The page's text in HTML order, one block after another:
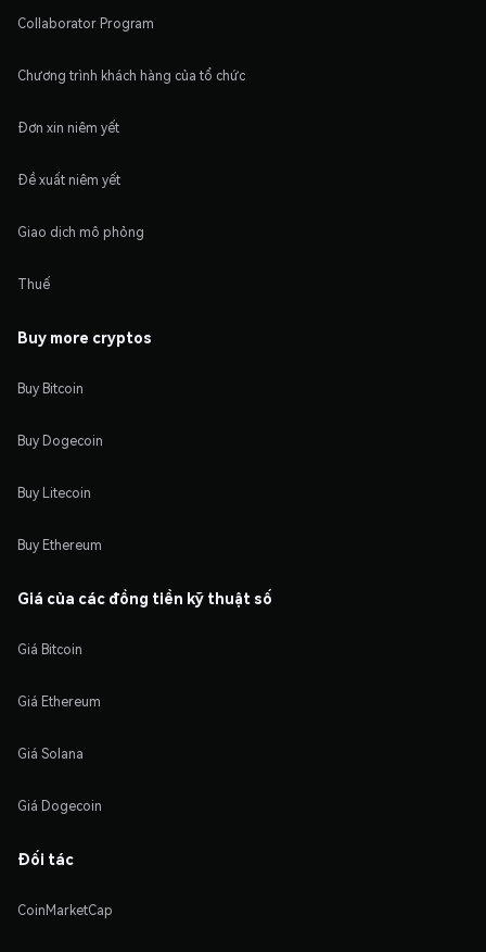
Collaborator Program
Chương trình khách hàng của tổ chức
Đơn xin niêm yết
Đề xuất niêm yết
Giao dịch mô phỏng
Thuế
Buy more cryptos
Buy Bitcoin
Buy Dogecoin
Buy Litecoin
Buy Ethereum
Giá của các đồng tiền kỹ thuật số
Giá Bitcoin
Giá Ethereum
Giá Solana
Giá Dogecoin
Đối tác
CoinMarketCap